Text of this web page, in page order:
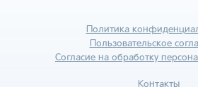
Политика
Пользовательское
Согласие на обработку
Контакты